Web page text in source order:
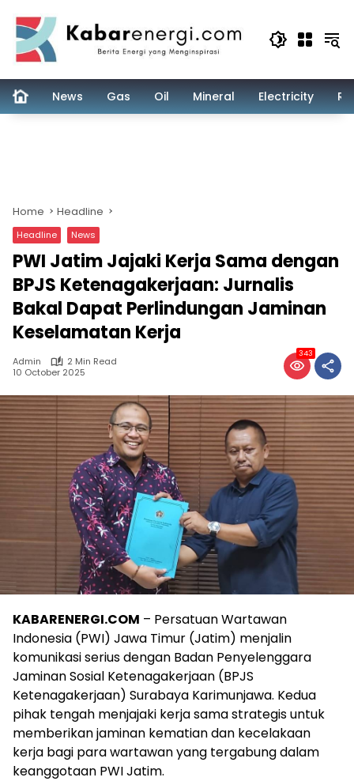
content
News Gas Oil Mineral Electricity
Home Headline
Headline News
PWI Jatim Jajaki Kerja Sama dengan
BPJS Ketenagakerjaan: Jurnalis
Bakal Dapat Perlindungan Jaminan
Keselamatan Kerja
Admin
2 Min Read
10 October 2025
343
KABARENERGI.COM – Persatuan Wartawan
Indonesia (PWI) Jawa Timur (Jatim) menjalin
komunikasi serius dengan Badan Penyelenggara
Jaminan Sosial Ketenagakerjaan (BPJS
Ketenagakerjaan) Surabaya Karimunjawa. Kedua
pihak tengah menjajaki kerja sama strategis untuk
memberikan jaminan kematian dan kecelakaan
kerja bagi para wartawan yang tergabung dalam
keanggotaan PWI Jatim.